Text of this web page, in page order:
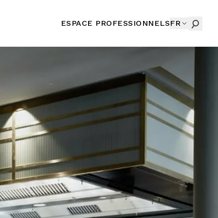
ESPACE PROFESSIONNELSFR